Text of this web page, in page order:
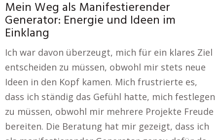
Mein Weg als Manifestierender
Generator: Energie und Ideen im
Einklang
Ich war davon überzeugt, mich für ein klares Ziel
entscheiden zu müssen, obwohl mir stets neue
Ideen in den Kopf kamen. Mich frustrierte es,
dass ich ständig das Gefühl hatte, mich festlegen
zu müssen, obwohl mir mehrere Projekte Freude
bereiten. Die Beratung hat mir gezeigt, dass ich